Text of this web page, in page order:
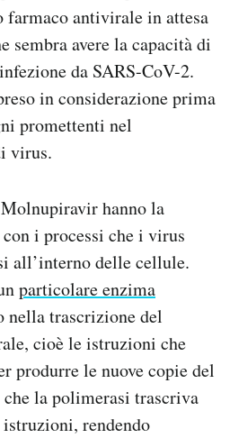
farmaco antivirale in attesa
sembra avere la capacità di
da SARS-CoV-2.
in considerazione prima
promettenti nel
virus.
hanno la
i processi che i virus
all’interno delle cellule.
particolare enzima
nella trascrizione del
cioè le istruzioni che
produrre le nuove copie del
la polimerasi trascriva
rendendo